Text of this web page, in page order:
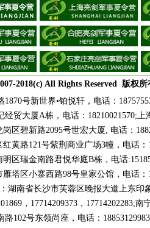
2018(c) All Rights Reserved 版权
号新世界•铂悦轩，电话：
经贸大厦A栋，电话：18210021570;
区碧新路2095号世宏大厦, 电话：
红黄路121号紫荆商业广场3幢，电
明区瑞金南路君悦华庭B栋，电话
塔区小寨西路98号皇家公馆，电话
湖南省长沙市芙蓉区晚报大道上东
，17714209373，17714202283;
102号东领尚座，电话：